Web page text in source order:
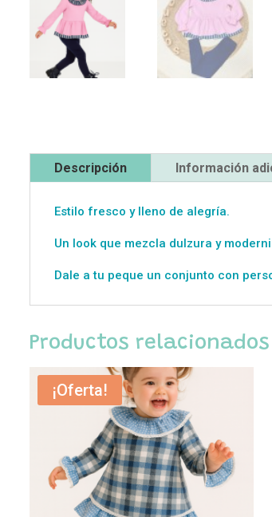
Descripción Información
Estilo fresco y lleno de alegría.
Un look que mezcla dulzura y
Dale a tu peque un conjunto con
Productos relacionados
¡Oferta!